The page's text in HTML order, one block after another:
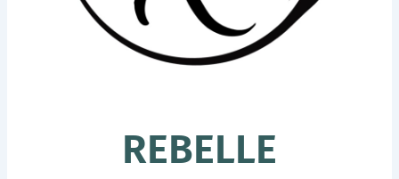
REBELLE